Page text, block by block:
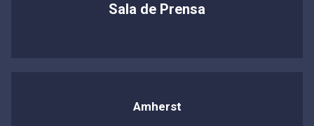
Sala de Prensa
Amherst